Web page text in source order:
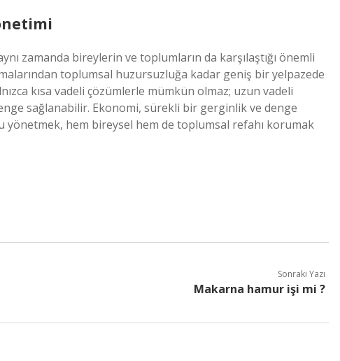
zamanda bireylerin ve toplumların da karşılaştığı önemli
toplumsal huzursuzluğa kadar geniş bir yelpazede
kısa vadeli çözümlerle mümkün olmaz; uzun vadeli
sağlanabilir. Ekonomi, sürekli bir gerginlik ve denge
yönetmek, hem bireysel hem de toplumsal refahı korumak
Sonraki Yazı
Makarna hamur işi mi ?